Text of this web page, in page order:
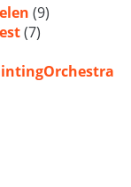
(9)
(7)